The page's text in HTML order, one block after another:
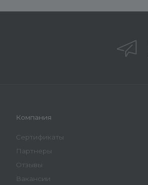
Компания
Сертификаты
Партнеры
Отзывы
Вакансии